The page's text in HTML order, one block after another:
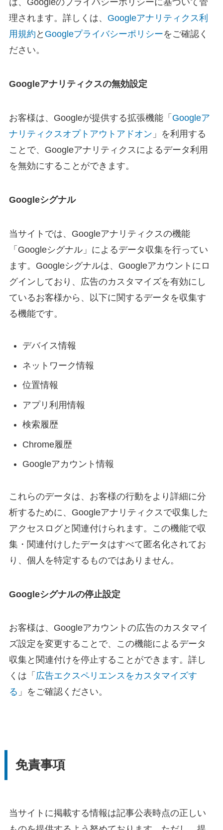
は、Googleのプライバシーポリシーに基づいて管
理されます。詳しくは、 Googleアナリティクス利
用規約 と Googleプライバシーポリシーをご確認く
ださい。
Googleアナリティクスの無効設定
お客様は、Googleが提供する拡張機能「 Googleア
ナリティクスオプトアウトアドオン 」を利用する
ことで、Googleアナリティクスによるデータ利用
を無効にすることができます。
Googleシグナル
当サイトでは、Googleアナリティクスの機能
「Googleシグナル」によるデータ収集を行ってい
ます。Googleシグナルは、Googleアカウントにロ
グインしており、広告のカスタマイズを有効にし
ているお客様から、以下に関するデータを収集す
る機能です。
デバイス情報
ネットワーク情報
位置情報
アプリ利用情報
検索履歴
Chrome履歴
Googleアカウント情報
これらのデータは、お客様の行動をより詳細に分
析するために、Googleアナリティクスで収集した
アクセスログと関連付けられます。この機能で収
集・関連付けしたデータはすべて匿名化されてお
り、個人を特定するものではありません。
Googleシグナルの停止設定
お客様は、Googleアカウントの広告のカスタマイ
ズ設定を変更することで、この機能によるデータ
収集と関連付けを停止することができます。詳し
くは「 広告エクスペリエンスをカスタマイズす
る 」をご確認ください。
免責事項
当サイトに掲載する情報は記事公表時点の正しい